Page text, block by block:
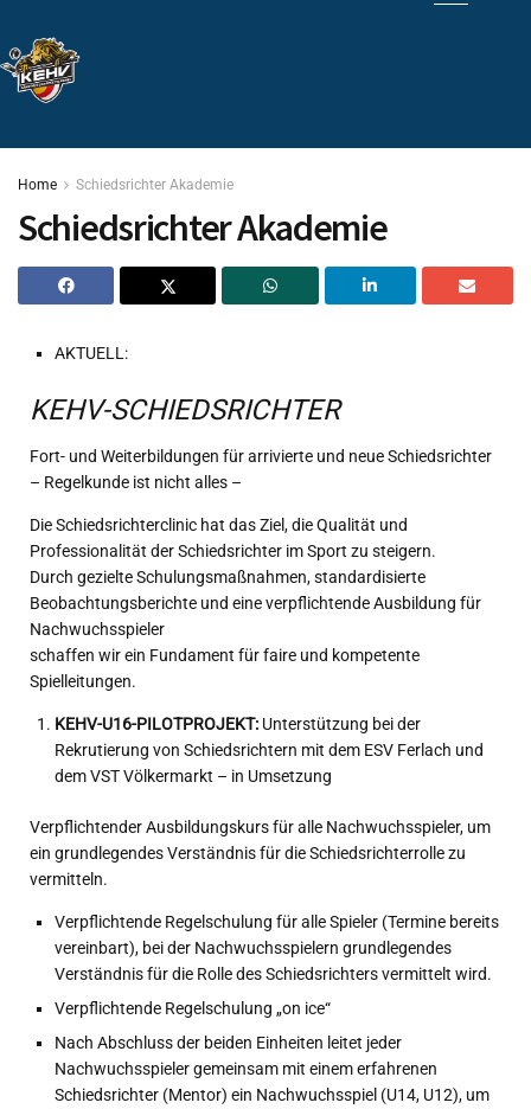
Home Schiedsrichter Akademie
Schiedsrichter Akademie
AKTUELL:
KEHV-SCHIEDSRICHTER
Fort- und Weiterbildungen für arrivierte und neue Schiedsrichter
– Regelkunde ist nicht alles –
Die Schiedsrichterclinic hat das Ziel, die Qualität und
Professionalität der Schiedsrichter im Sport zu steigern.
Durch gezielte Schulungsmaßnahmen, standardisierte
Beobachtungsberichte und eine verpflichtende Ausbildung für
Nachwuchsspieler
schaffen wir ein Fundament für faire und kompetente
Spielleitungen.
KEHV-U16-PILOTPROJEKT: Unterstützung bei der
Rekrutierung von Schiedsrichtern mit dem ESV Ferlach und
dem VST Völkermarkt – in Umsetzung
Verpflichtender Ausbildungskurs für alle Nachwuchsspieler, um
ein grundlegendes Verständnis für die Schiedsrichterrolle zu
vermitteln.
Verpflichtende Regelschulung für alle Spieler (Termine bereits
vereinbart), bei der Nachwuchsspielern grundlegendes
Verständnis für die Rolle des Schiedsrichters vermittelt wird.
Verpflichtende Regelschulung „on ice“
Nach Abschluss der beiden Einheiten leitet jeder
Nachwuchsspieler gemeinsam mit einem erfahrenen
Schiedsrichter (Mentor) ein Nachwuchsspiel (U14, U12), um